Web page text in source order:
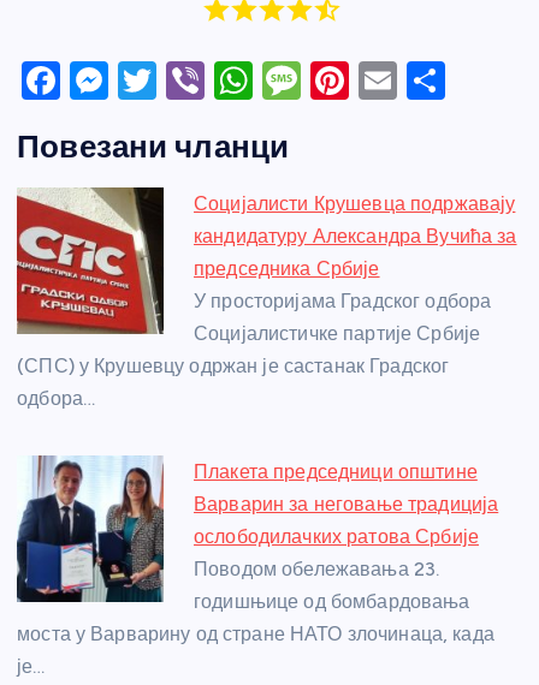
F
c
e
b
o
o
k
M
ss
e
n
g
er
T
itt
er
Vi
er
W
at
s
A
p
p
M
a
g
e
Pi
e
st
E
e
Повезани чланци
Социјалисти Крушевца подржавају
кандидатуру Александра Вучића за
председника Србије
У просторијама Градског одбора
Социјалистичке партије Србије
(СПС) у Крушевцу одржан је састанак Градског
одбора…
Плакета председници општине
Варварин за неговање традиција
ослободилачких ратова Србије
Поводом обележавања 23.
годишњице од бомбардовања
моста у Варварину од стране НАТО злочинаца, када
је…